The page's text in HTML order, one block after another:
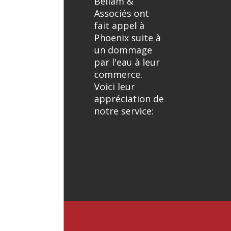
Associés ont
fait appel à
Phoenix suite à
un dommage
par l'eau à leur
commerce.
Voici leur
appréciation de
notre service: